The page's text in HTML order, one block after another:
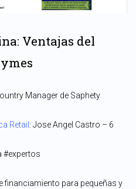
Ventajas del
Manager de Saphety
Retail : Jose Angel Castro – 6
#expertos
financiamiento para pequeñas y